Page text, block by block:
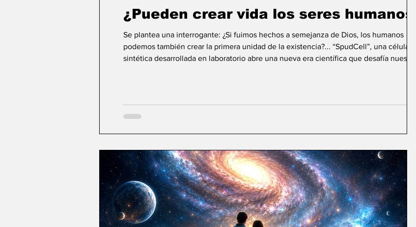
¿Pueden crear vida los seres humanos?
Se plantea una interrogante: ¿Si fuimos hechos a semejanza de Dios, los humanos
podemos también crear la primera unidad de la existencia?... “SpudCell”, una célula
sintética desarrollada en laboratorio abre una nueva era científica que desafía nuestras